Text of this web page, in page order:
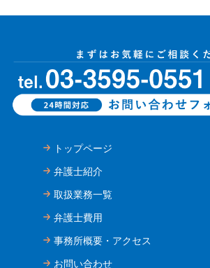
トップページ
弁護士紹介
取扱業務一覧
弁護士費用
事務所概要・アクセス
お問い合わせ